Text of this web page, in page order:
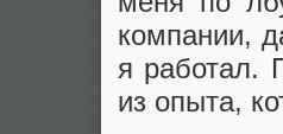
компании,
я работал.
из опыта,